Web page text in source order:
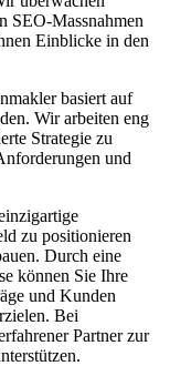
SEO-Massnahmen
Einblicke in den
basiert auf
Wir arbeiten eng
Strategie zu
und
zu positionieren
Durch eine
können Sie Ihre
und Kunden
Bei
Partner zur